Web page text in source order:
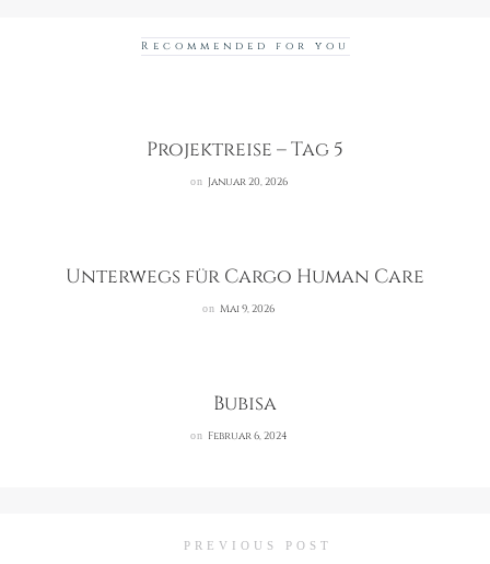
Recommended for you
Projektreise – Tag 5
on Januar 20, 2026
Unterwegs für Cargo Human Care
on Mai 9, 2026
Bubisa
on Februar 6, 2024
PREVIOUS POST